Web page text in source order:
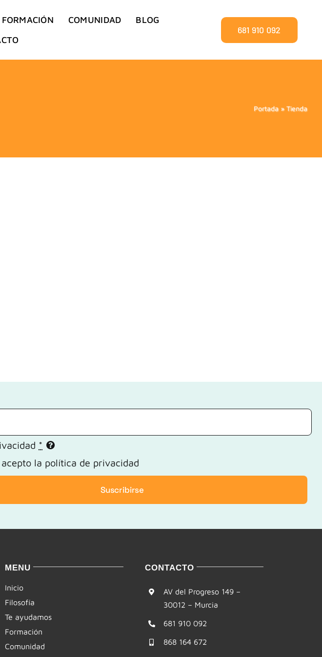
FORMACIÓN COMUNIDAD
BLOG
681 910 092
Portada»Tienda
*
la política de privacidad
Suscribirse
MENU
Inicio
Filosofía
Te ayudamos
Formación
Comunidad
CONTACTO
AV del Progreso 149 –
30012 – Murcia
681 910 092
868 164 672